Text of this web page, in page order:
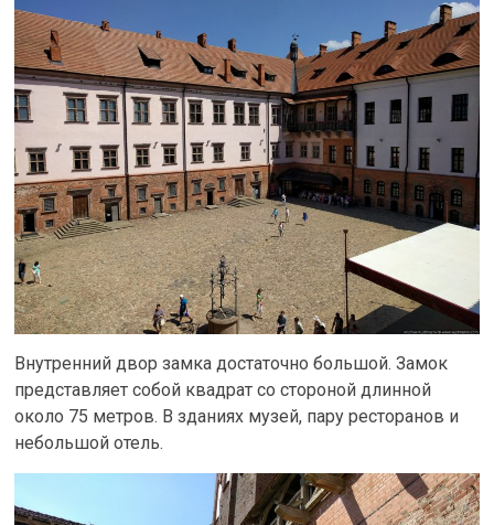
Внутренний двор замка достаточно большой. Замок
представляет собой квадрат со стороной длинной
около 75 метров. В зданиях музей, пару ресторанов и
небольшой отель.